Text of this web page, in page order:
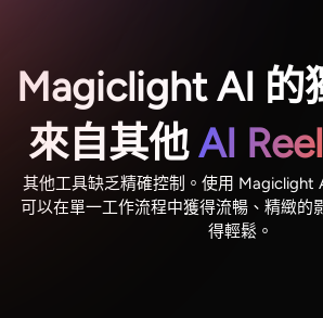
Magiclight AI 的
來自其他AI
其他工具缺乏精確控制。使用 Magiclight
可以在單一工作流程中獲得流暢、精緻的
得輕鬆。